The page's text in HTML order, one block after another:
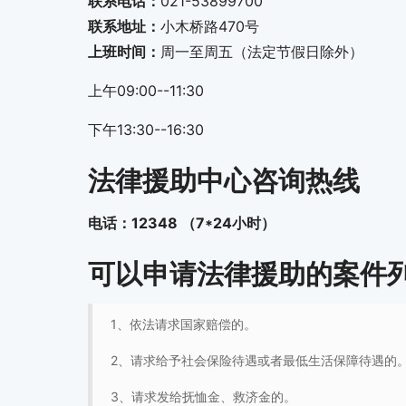
联系地址： 小木桥路470号
上班时间： 周一至周五（法定节假日除外）
上午09:00--11:30
下午13:30--16:30
法律援助中心咨询热线
电话：12348 （7*24小时）
可以申请法律援助的案件
1、依法请求国家赔偿的。
2、请求给予社会保险待遇或者最低生活保障待遇的。
3、请求发给抚恤金、救济金的。